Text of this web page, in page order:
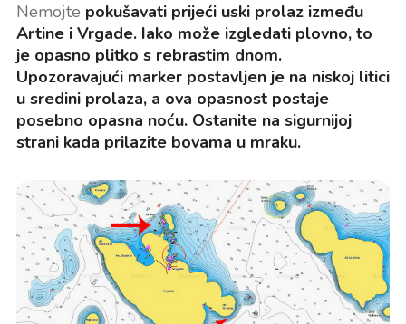
Nemojte pokušavati prijeći uski prolaz između
Artine i Vrgade. Iako može izgledati plovno, to
je opasno plitko s rebrastim dnom.
Upozoravajući marker postavljen je na niskoj litici
u sredini prolaza, a ova opasnost postaje
posebno opasna noću. Ostanite na sigurnijoj
strani kada prilazite bovama u mraku.